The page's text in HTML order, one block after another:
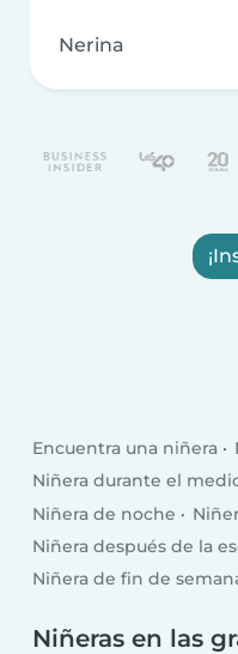
Nerina
Encuentra una niñera
Niñera durante el
Niñera de noche
Niñera después de la
Niñera de fin de
Niñeras en las